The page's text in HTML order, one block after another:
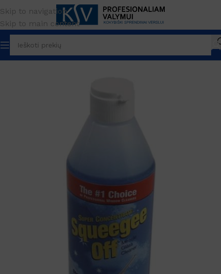
Skip to navigation
Skip to main content
Pradžia PREKĖS ŽENKLAS